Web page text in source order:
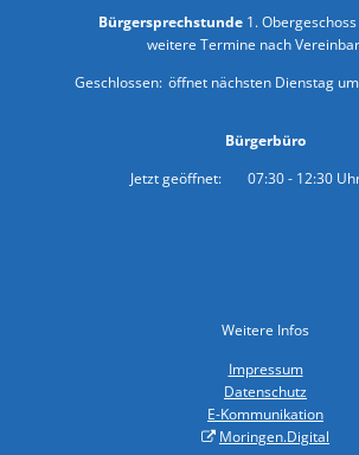
Bürgersprechstunde 1.
weitere Termine nach
Klicken, um weitere Öffnungs- oder
Geschlossen: öffnet nächsten Dienstag
Bürgerbüro
Klicken, um weitere Öffnungs- oder
Jetzt geöffnet: 07:30- 12:30
Weitere Infos
Impressum
Datenschutz
E-Kommunikation
Moringen.Digital